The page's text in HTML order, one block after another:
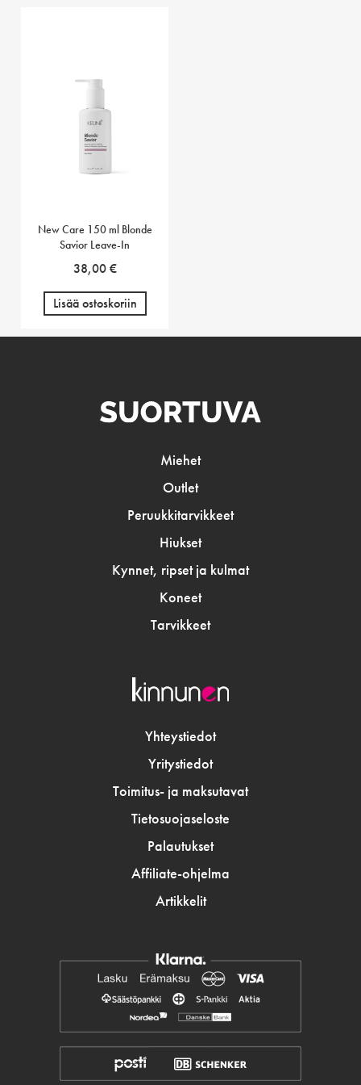
New Care 150 ml Blonde
Savior Leave-In
38,00€
Lisää ostoskoriin
Miehet
Outlet
Peruukkitarvikkeet
Hiukset
Kynnet, ripset ja kulmat
Koneet
Tarvikkeet
Yhteystiedot
Yritystiedot
Toimitus- ja maksutavat
Tietosuojaseloste
Palautukset
Affiliate-ohjelma
Artikkelit